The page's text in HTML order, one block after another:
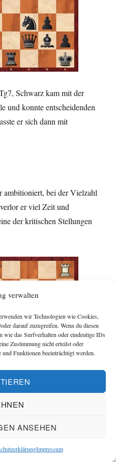
verwalten
wir Technologien wie Cookies,
darauf zuzugreifen. Wenn du diesen
wie das Surfverhalten oder eindeutige IDs
Zustimmung nicht erteilst oder
Funktionen beeinträchtigt werden.
ANSEHEN
Impressum
Schwarz kam mit der
und konnte entscheidenden
er sich dann mit
ambitioniert, bei der Vielzahl
er viel Zeit und
der kritischen Stellungen
Mittelspiel nicht den